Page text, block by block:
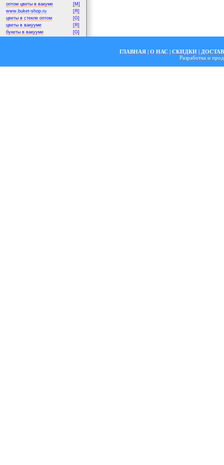
оптом цветы в вакуме
[M]
www.buket-shop.ru
[Я]
цветы в стекле оптом
[G]
цветы в вакууме
[Я]
букеты в вакууме
[G]
ГЛАВНАЯ | О НАС | СКИДКИ |
Разработка и